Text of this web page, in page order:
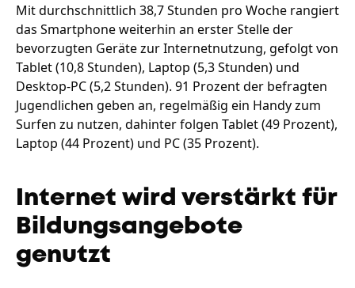
Mit durchschnittlich 38,7 Stunden pro Woche rangiert
das Smartphone weiterhin an erster Stelle der
bevorzugten Geräte zur Internetnutzung, gefolgt von
Tablet (10,8 Stunden), Laptop (5,3 Stunden) und
Desktop-PC (5,2 Stunden). 91 Prozent der befragten
Jugendlichen geben an, regelmäßig ein Handy zum
Surfen zu nutzen, dahinter folgen Tablet (49 Prozent),
Laptop (44 Prozent) und PC (35 Prozent).
Internet wird verstärkt für
Bildungsangebote
genutzt